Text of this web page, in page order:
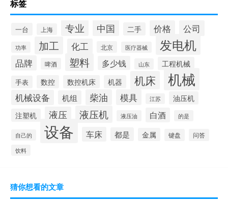
标签
一台 上海 专业 中国 二手 价格 公司
功率 加工 化工 北京 医疗器械 发电机
品牌 啤酒 塑料 多少钱 山东 工程机械
手表 数控 数控机床 机器 机床 机械
机械设备 机组 柴油 模具 江苏
油压机
注塑机
液压 液压机 液压油 白酒 的是
自己的 设备 车床 都是 金属 键盘 问答
饮料
猜你想看的文章